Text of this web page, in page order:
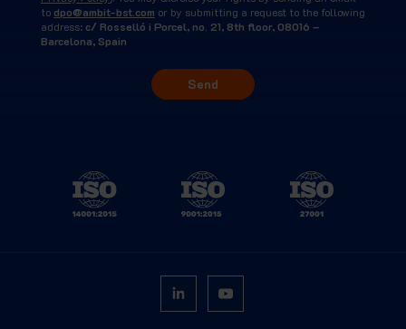
to dpo@ambit-bst.com or by submitting a request to the following
address: c/ Rosselló i Porcel, no. 21, 8th floor, 08016 –
Barcelona, Spain